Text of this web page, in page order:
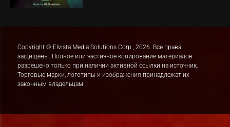
Copyright © Elvista Media Solutions Corp., 2026. Все права
защищены. Полное или частичное копирование материалов
разрешено только при наличии активной ссылки на источник.
Торговые марки, логотипы и изображения принадлежат их
законным владельцам.